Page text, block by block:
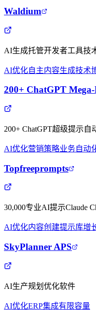
Waldium
AI生成托管开发者工具技
AI优化自主内容生成技术
200+ ChatGPT
200+ ChatGPT超级提示自
AI优化营销策略业务自动
Topfreeprompts
30,000专业AI提示Claude
AI优化内容创建提示库增
SkyPlanner APS
AI生产规划优化软件
AI优化ERP集成有限容量